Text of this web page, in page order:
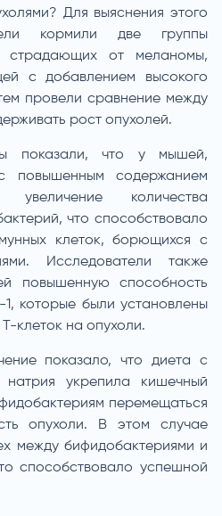
Для выяснения этого
кормили две группы
страдающих от меланомы,
с добавлением высокого
провели сравнение между
рост опухолей.
показали, что у мышей,
повышенным содержанием
количества
что способствовало
клеток, борющихся с
Исследователи также
повышенную способность
1, которые были установлены
Т-клеток на опухоли.
показало, что диета с
укрепила кишечный
перемещаться
опухоли. В этом случае
между бифидобактериями и
способствовало успешной